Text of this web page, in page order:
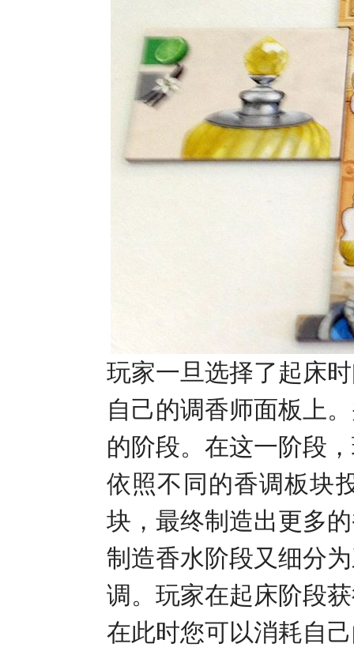
玩家一旦选择了起床
自己的调香师面板上
的阶段。在这一阶段
依照不同的香调板块
块，最终制造出更多
制造香水阶段又细分
调。玩家在起床阶段
在此时您可以消耗自